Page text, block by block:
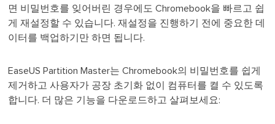
면 비밀번호를 잊어버린 경우에도 Chromebook을 빠르고 쉽
게 재설정할 수 있습니다. 재설정을 진행하기 전에 중요한 데
이터를 백업하기만 하면 됩니다.
EaseUS Partition Master는 Chromebook의 비밀번호를 쉽게
제거하고 사용자가 공장 초기화 없이 컴퓨터를 켤 수 있도록
합니다. 더 많은 기능을 다운로드하고 살펴보세요: